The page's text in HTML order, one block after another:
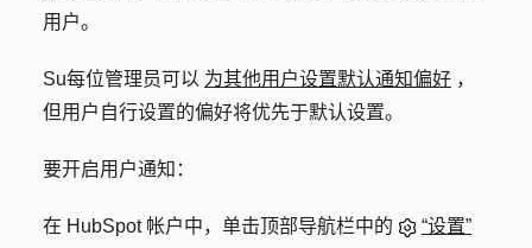
用户。
Su每位管理员可以 为其他用户设置默认通知偏好 ，
但用户自行设置的偏好将优先于默认设置。
要开启用户通知：
在 HubSpot 帐户中，单击顶部导航栏中的
“设置”